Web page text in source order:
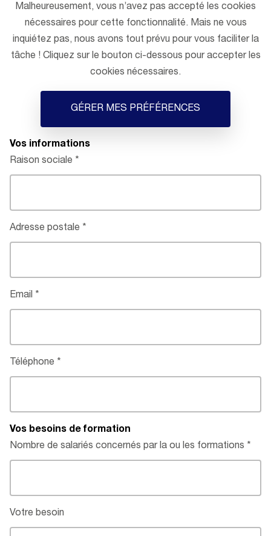
Malheureusement, vous n’avez pas accepté les cookies
nécessaires pour cette fonctionnalité. Mais ne vous
inquiétez pas, nous avons tout prévu pour vous faciliter la
tâche ! Cliquez sur le bouton ci-dessous pour accepter les
cookies nécessaires.
GÉRER MES PRÉFÉRENCES
Vos informations
Raison sociale
Adresse postale
Email
Téléphone
Vos besoins de formation
Nombre de salariés concernés par la ou les formations
Votre besoin